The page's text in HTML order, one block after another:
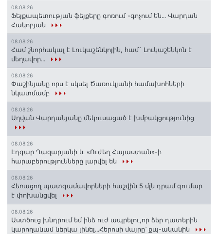
08.08.26
Ֆեյքապետության ֆեյքերը գոռում -գոչում են․․․ Վարդան
Հակոբյան
08.08.26
Համ շնորհակալ է Լուկաշենկոյին, համ` Լուկաշենկոն է
մեղավոր․․․
08.08.26
Փաշինյանը որս է սկսել Ծառուկյանի համախոհների
նկատմամբ
08.08.26
Աղվան Վարդանյանը մեկուսացած է խմբակցությունից
08.08.26
Էդգար Ղազարյանի և «Ուժեղ Հայաստան»-ի
հարաբերությունները լարվել են
08.08.26
Հեռացող պատգամավորների հաշվին 5 մլն դրամ գումար
է փոխանցվել
08.08.26
Աստծուց խնդրում եմ ինձ ուժ ապրելու,որ ձեր դատերին
կարողանամ ներկա լինել․․․Հերոսի մայրը՝ քպ-ականին